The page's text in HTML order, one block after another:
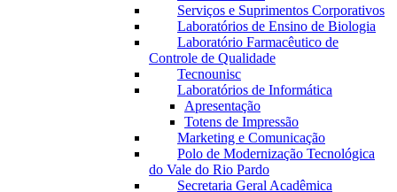
Serviços e Suprimentos Corporativos
Laboratórios de Ensino de Biologia
Laboratório Farmacêutico de
Controle de Qualidade
Tecnounisc
Laboratórios de Informática
Apresentação
Totens de Impressão
Marketing e Comunicação
Polo de Modernização Tecnológica
do Vale do Rio Pardo
Secretaria Geral Acadêmica